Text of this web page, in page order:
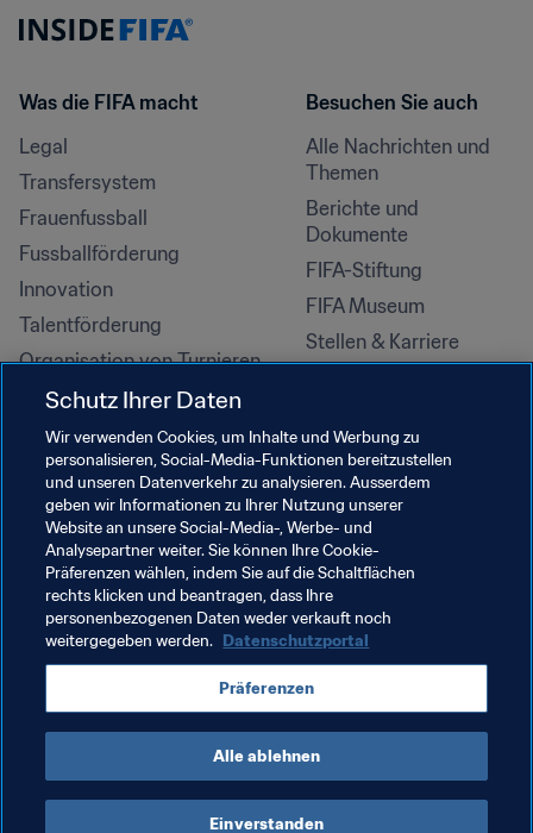
Was die FIFA macht
Legal
Transfersystem
Frauenfussball
Fussballförderung
Innovation
Talentförderung
Organisation von Turnieren
Nachhaltigkeit
Menschenrechte und
Antidiskriminierung
Gesundheit und Medizin
Bildungsinitiativen
Besuchen Sie auch
Alle Nachrichten und
Themen
Berichte und
Dokumente
FIFA-Stiftung
FIFA Museum
Stellen & Karriere
NUTZUNGSBEDINGUNGEN
FIFA-DATENSCHUTZPORTAL
DOWNLOADS
COOKIE-EINSTELLUNGEN
Urheberrechte © 1994–2025 FIFA. Alle Rechte vorbehalten.
Schutz Ihrer Daten
Wir verwenden Cookies, um Inhalte und Werbung zu
personalisieren, Social-Media-Funktionen bereitzustellen
und unseren Datenverkehr zu analysieren. Ausserdem
geben wir Informationen zu Ihrer Nutzung unserer
Website an unsere Social-Media-, Werbe- und
Analysepartner weiter. Sie können Ihre Cookie-
Präferenzen wählen, indem Sie auf die Schaltflächen
rechts klicken und beantragen, dass Ihre
personenbezogenen Daten weder verkauft noch
weitergegeben werden. Datenschutzportal
Präferenzen
Alle ablehnen
Einverstanden